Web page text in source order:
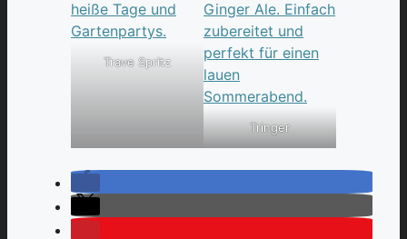
Trave Spritz
Tringer